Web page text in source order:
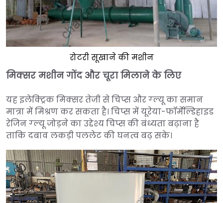
रोटरी सूखाने की मशीन
मिक्सर मशीन गोंद और चूरा मिलाने के लिए
यह इलेक्ट्रिक मिक्सर तेजी से चिप्स और ग्ल्यू का समान
मात्रा में मिश्रण कर सकता है। चिप्स में यूरेया-फॉर्मेल्डिहाइड
रेजिन ग्ल्यू जोड़ने का उद्देश्य चिप्स की बंध्यता बढ़ाना है
ताकि दबाव लकड़ी पललेट की घनत्व बढ़ सके।